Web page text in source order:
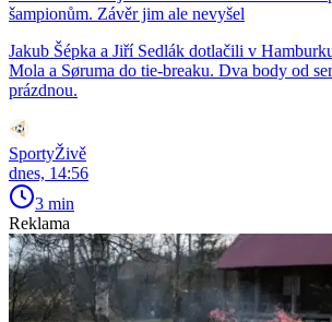
šampionům. Závěr jim ale nevyšel
Jakub Šépka a Jiří Sedlák dotlačili v
Mola a Søruma do tie-breaku. Dva body od
prázdnou.
SportyŽivě
dnes, 14:56
3 min
Reklama